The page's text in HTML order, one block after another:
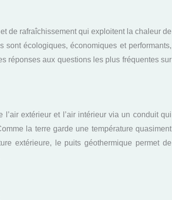
de rafraîchissement qui exploitent la chaleur de
sont écologiques, économiques et performants,
réponses aux questions les plus fréquentes sur
extérieur et l’air intérieur via un conduit qui
la terre garde une température quasiment
extérieure, le puits géothermique permet de